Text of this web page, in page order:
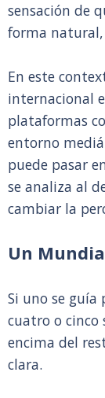
sensación de
forma natural,
En este
internacional
plataformas
entorno
puede pasar
se analiza al
cambiar la
Un
Si uno se
cuatro o cinco
encima del
clara.